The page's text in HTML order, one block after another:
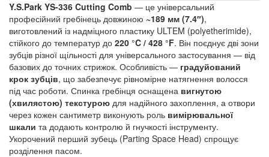
Y.S.Park YS-336 Cutting Comb — це універсальний
професійний гребінець довжиною ~189 мм (7.4″),
виготовлений із надміцного пластику ULTEM (polyetherimide),
стійкого до температур до 220 °C / 428 °F. Він поєднує дві зони
зубців різної щільності для універсального застосування — від
базових до точних стрижок. Особливість — градуйований
крок зубців, що забезпечує рівномірне натягнення волосся
під час роботи. Спинка гребінця оснащена вигнутою
(хвилястою) текстурою для надійного захоплення, а отвори
через кожен сантиметр виконують роль вимірювальної
шкали та додають контролю й гнучкості інструменту.
Укорочений перший зубець (Parting Space Head) спрощує
розділення пасом.